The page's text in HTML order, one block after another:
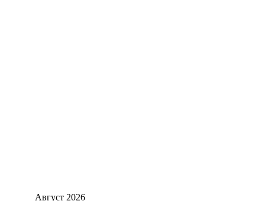
Август 2026